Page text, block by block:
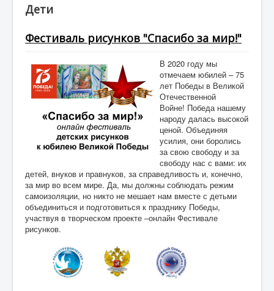
Фото
Консульство
Жизнь общества
Правнуки Победы
Объявления
Консультации
Юридическая консультация
Визовая поддержка
Психологическая помощь
Проекты
Дети
Фестиваль рисунков "Спасибо за мир!"
В 2020 году мы
отмечаем юбилей – 75
лет Победы в Великой
Отечественной
Войне! Победа нашему
народу далась высокой
ценой. Объединяя
усилия, они боролись
за свою свободу и за
свободу нас с вами: их
детей, внуков и правнуков, за справедливость и, конечно,
за мир во всем мире. Да, мы должны соблюдать режим
самоизоляции, но никто не мешает нам вместе с детьми
объединиться и подготовиться к празднику Победы,
участвуя в творческом проекте –онлайн Фестивале
рисунков.